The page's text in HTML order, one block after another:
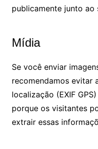
publicamente junto ao
Mídia
Se você enviar
recomendamos evitar
localização (EXIF
porque os visitantes
extrair essas